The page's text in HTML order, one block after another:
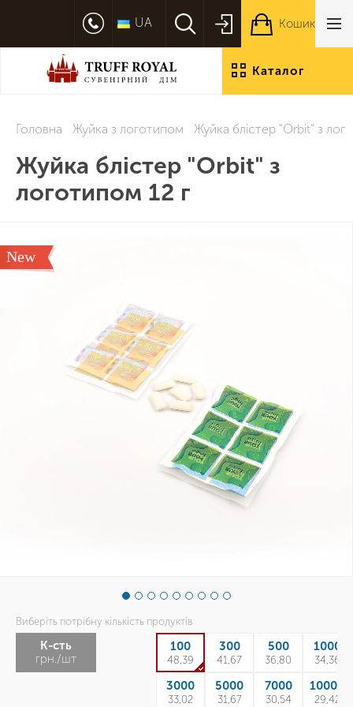
Каталог
UA Кошик
Головна Жуйка з логотипом Жуйка блістер "Orbit" з
Жуйка блістер "Orbit" з
логотипом 12 г
New
Виберіть потрібну кількість продуктів
К-сть
грн./шт
100
48,39
300
41,67
500
36,80
1000
34,36
3000
33,02
5000
31,67
7000
30,54
10000
29,42